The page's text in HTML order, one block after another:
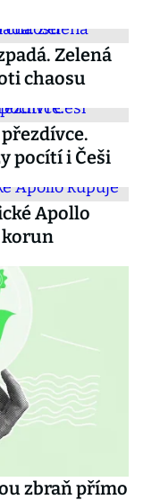
Zelená
chaosu
pocítí i Češi
Apollo
korun
zbraň přímo